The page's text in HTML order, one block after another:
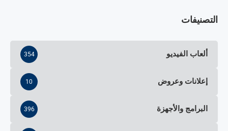
التصنيفات
ألعاب الفيديو 354
إعلانات وعروض 10
البرامج والأجهزة 396